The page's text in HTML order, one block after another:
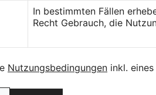
In bestimmten Fällen
Recht Gebrauch, die
Nutzungsbedingungen inkl.